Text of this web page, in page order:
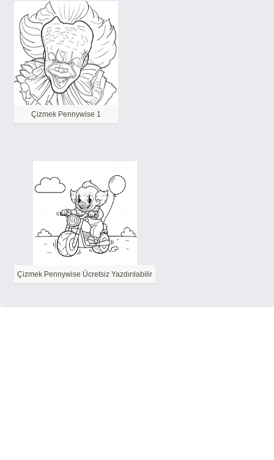
Çizmek Pennywise 1
Çizmek Pennywise Ücretsiz Yazdırılabilir